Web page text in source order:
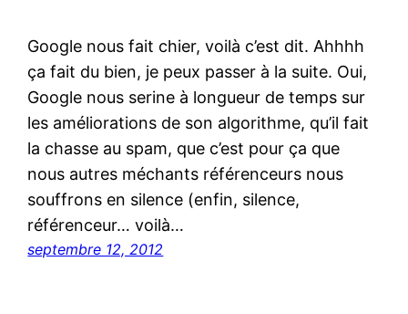
Google nous fait chier, voilà c’est dit. Ahhhh
ça fait du bien, je peux passer à la suite. Oui,
Google nous serine à longueur de temps sur
les améliorations de son algorithme, qu’il fait
la chasse au spam, que c’est pour ça que
nous autres méchants référenceurs nous
souffrons en silence (enfin, silence,
référenceur… voilà…
septembre 12, 2012